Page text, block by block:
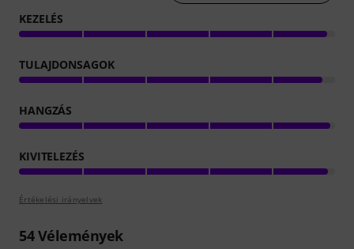
KEZELÉS
TULAJDONSAGOK
HANGZÁS
KIVITELEZÉS
Értékelési irányelvek
54Vélemények